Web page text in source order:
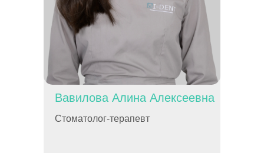
Вавилова Алина Алексеевна
Стоматолог-терапевт